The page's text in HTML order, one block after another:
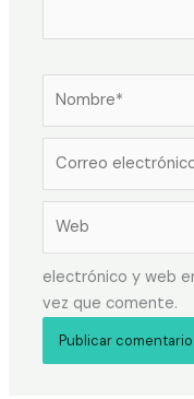
electrónico y web
vez que comente.